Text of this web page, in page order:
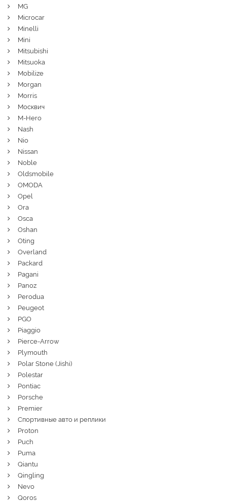
MG
Microcar
Minelli
Mini
Mitsubishi
Mitsuoka
Mobilize
Morgan
Morris
Москвич
M-Hero
Nash
Nio
Nissan
Noble
Oldsmobile
OMODA
Opel
Ora
Osca
Oshan
Oting
Overland
Packard
Pagani
Panoz
Perodua
Peugeot
PGO
Piaggio
Pierce-Arrow
Plymouth
Polar Stone (Jishi)
Polestar
Pontiac
Porsche
Premier
Спортивные авто и реплики
Proton
Puch
Puma
Qiantu
Qingling
Nevo
Qoros